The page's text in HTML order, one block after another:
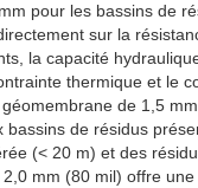
pour les bassins de
sur la
la capacité
thermique et le
de 1,5
bassins de résidus
(< 20 m) et des
mm (80 mil) offre